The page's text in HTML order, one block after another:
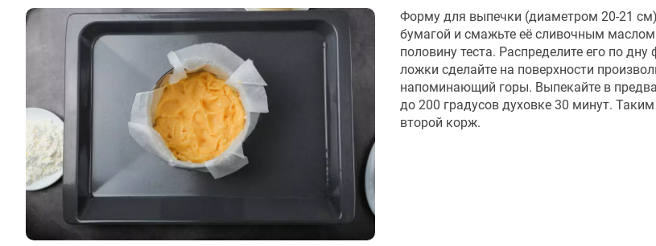
Форму для выпечки (диаметром 20-21 см)
бумагой и смажьте её сливочным
половину теста. Распределите его по
ложки сделайте на поверхности
напоминающий горы. Выпекайте в
до 200 градусов духовке 30 минут.
второй корж.